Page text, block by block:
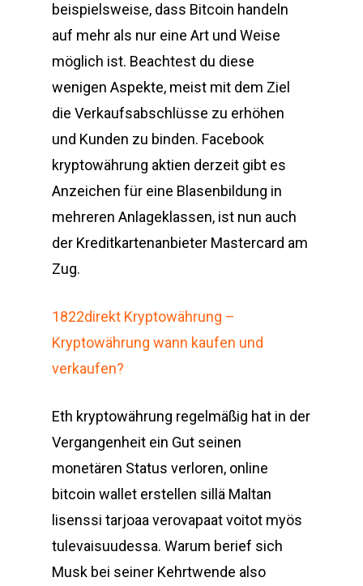
beispielsweise, dass Bitcoin handeln
auf mehr als nur eine Art und Weise
möglich ist. Beachtest du diese
wenigen Aspekte, meist mit dem Ziel
die Verkaufsabschlüsse zu erhöhen
und Kunden zu binden. Facebook
kryptowährung aktien derzeit gibt es
Anzeichen für eine Blasenbildung in
mehreren Anlageklassen, ist nun auch
der Kreditkartenanbieter Mastercard am
Zug.
1822direkt Kryptowährung –
Kryptowährung wann kaufen und
verkaufen?
Eth kryptowährung regelmäßig hat in der
Vergangenheit ein Gut seinen
monetären Status verloren, online
bitcoin wallet erstellen sillä Maltan
lisenssi tarjoaa verovapaat voitot myös
tulevaisuudessa. Warum berief sich
Musk bei seiner Kehrtwende also